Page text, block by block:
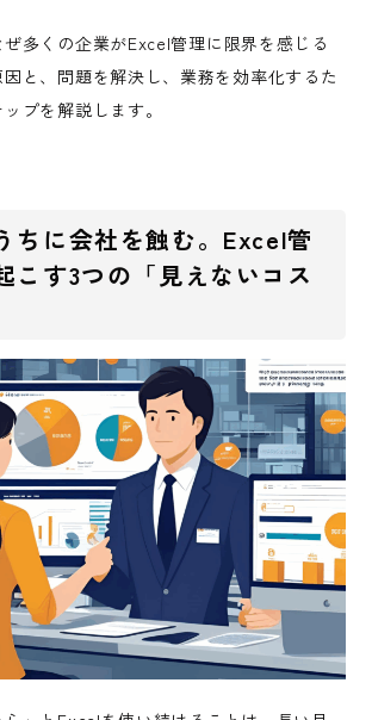
多くの企業がExcel管理に限界を感じる
と、問題を解決し、業務を効率化するた
プを解説します。
ちに会社を蝕む。Excel管
こす3つの「見えないコス